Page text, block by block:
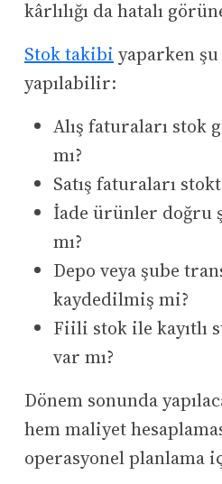
kârlılığı da hatalı
Stok takibi yaparken
yapılabilir:
Alış faturaları stok
mı?
Satış faturaları
İade ürünler doğru
mı?
Depo veya şube
kaydedilmiş mi?
Fiili stok ile kayıtlı
var mı?
Dönem sonunda
hem maliyet
operasyonel planlama